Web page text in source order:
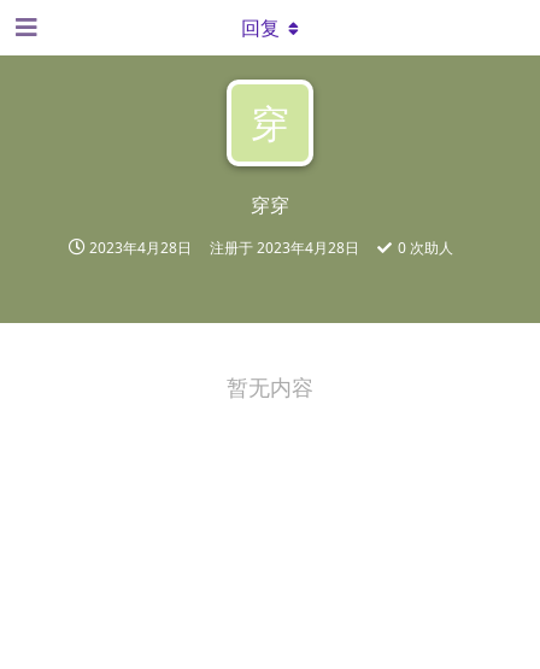
穿
穿穿
2023年4月28日 注册于2023年4月28日 0 次助人
回复
暂无内容